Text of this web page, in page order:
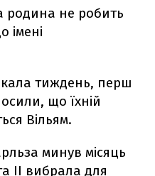
родина не робить
імені
тиждень, перш
що їхній
Вільям.
минув місяць
ІІ вибрала для